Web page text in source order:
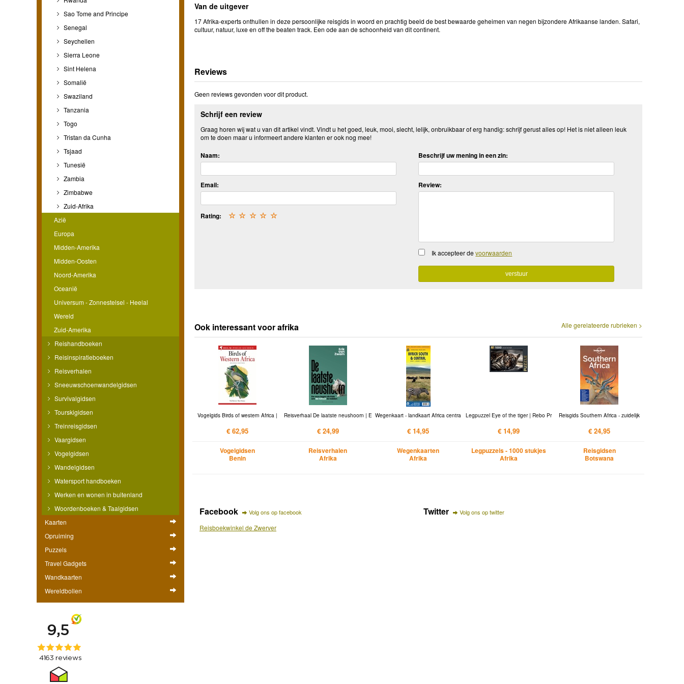
Sao Tome and Principe
Senegal
Seychellen
Sierra Leone
Sint Helena
Somalië
Swaziland
Tanzania
Togo
Tristan da Cunha
Tsjaad
Tunesië
Zambia
Zimbabwe
Zuid-Afrika
Azië
Europa
Midden-Amerika
Midden-Oosten
Noord-Amerika
Oceanië
Universum - Zonnestelsel - Heelal
Wereld
Zuid-Amerika
Reishandboeken
Reisinspiratieboeken
Reisverhalen
Sneeuwschoenwandelgidsen
Survivalgidsen
Tourskigidsen
Treinreisgidsen
Vaargidsen
Vogelgidsen
Wandelgidsen
Watersport handboeken
Werken en wonen in buitenland
Woordenboeken & Taalgidsen
Kaarten
Opruiming
Puzzels
Travel Gadgets
Wandkaarten
Wereldbollen
Van de uitgever
17 Afrika-experts onthullen in deze persoonlijke reisgids in woord en prachtig beeld de best bewaarde geheimen van negen bijzondere Afrikaanse landen. Safari,
cultuur, natuur, luxe en off the beaten track. Een ode aan de schoonheid van dit continent.
Reviews
Geen reviews gevonden voor dit product.
Schrijf een review
Graag horen wij wat u van dit artikel vindt. Vindt u het goed, leuk, mooi, slecht, lelijk, onbruikbaar of erg handig: schrijf gerust alles op! Het is niet alleen leuk
om te doen maar u informeert andere klanten er ook nog mee!
Naam:
Email:
Rating: ☆
☆
☆
☆
☆
Beschrijf uw mening in een zin:
Review:
Ik accepteer devoorwaarden
Alle gerelateerde rubrieken >
Ook interessant voor afrika
Vogelgids Birds of western Africa |
€ 62,95
Vogelgidsen
Benin
Reisverhaal De laatste neushoorn | E
€ 24,99
Reisverhalen
Afrika
Wegenkaart - landkaart Africa centra
€ 14,95
Wegenkaarten
Afrika
Legpuzzel Eye of the tiger | Rebo Pr
€ 14,99
Legpuzzels - 1000 stukjes
Afrika
Reisgids Southern Africa - zuidelijk
€ 24,95
Reisgidsen
Botswana
Facebook Volg ons op facebook
Reisboekwinkel de Zwerver
Twitter Volg ons op twitter